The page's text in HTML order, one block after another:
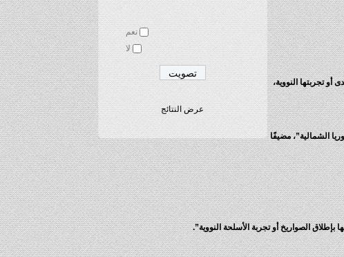
نعم
لا
عرض النتائج
تجربتها النووية،
الشمالية”، مضيفًا
الصواريخ أو تجربة الأسلحة النووية”.